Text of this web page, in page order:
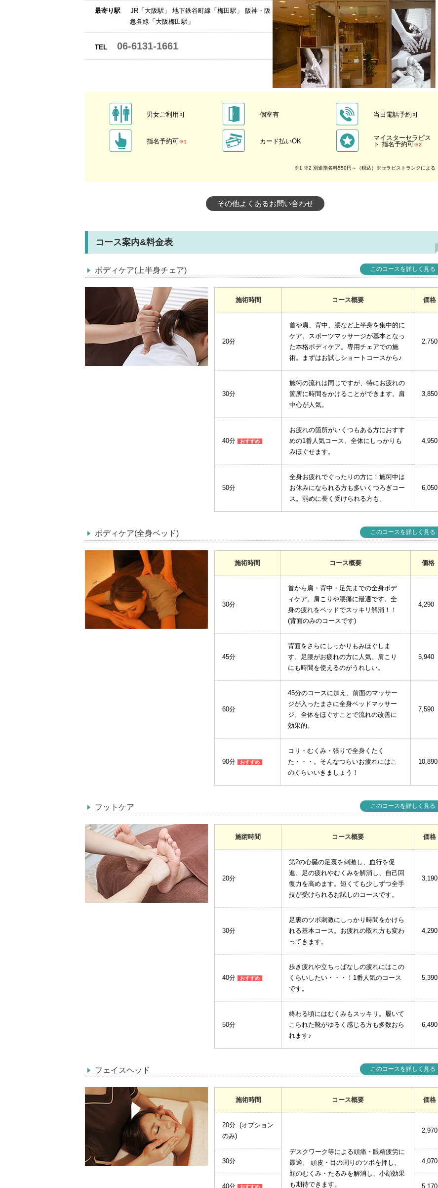
最寄り駅
JR「大阪駅」 地下鉄谷町線「梅田駅」 阪神・阪
急各線「大阪梅田駅」
TEL 06-6131-1661
男女ご利用可 個室有 当日電話予約可
指名予約可※1 カード払いOK
マイスターセラピス
ト 指名予約可※2
※1 ※2 別途指名料550円～（税込）※セラピストランクによる
その他よくあるお問い合わせ
コース案内&料金表
ボディケア(上半身チェア) このコースを詳しく見る
施術時間 コース概要 価格
20分
首や肩、背中、腰など上半身を集中的に
ケア。スポーツマッサージが基本となっ
た本格ボディケア。専用チェアでの施
術。まずはお試しショートコースから♪
2,750
30分
施術の流れは同じですが、特にお疲れの
箇所に時間をかけることができます。肩
中心が人気。
3,850
40分 おすすめ
お疲れの箇所がいくつもある方におすす
めの1番人気コース。全体にしっかりも
みほぐせます。
4,950
50分
全身お疲れでぐったりの方に！施術中は
お休みになられる方も多いくつろぎコー
ス。弱めに長く受けられる方も。
6,050
ボディケア(全身ベッド) このコースを詳しく見る
施術時間 コース概要 価格
30分
首から肩・背中・足先までの全身ボデ
ィケア。肩こりや腰痛に最適です。全
身の疲れをベッドでスッキリ解消！！
(背面のみのコースです)
4,290
45分
背面をさらにしっかりもみほぐしま
す。足腰がお疲れの方に人気。肩こり
にも時間を使えるのがうれしい。
5,940
60分
45分のコースに加え、前面のマッサー
ジが入ったまさに全身ベッドマッサー
ジ。全体をほぐすことで流れの改善に
効果的。
7,590
90分 おすすめ
コリ・むくみ・張りで全身くたく
た・・・。そんなつらいお疲れにはこ
のくらいいきましょう！
10,890
フットケア このコースを詳しく見る
施術時間 コース概要 価格
20分
第2の心臓の足裏を刺激し、血行を促
進。足の疲れやむくみを解消し、自己回
復力を高めます。短くても少しずつ全手
技が受けられるお試しのコースです。
3,190
30分
足裏のツボ刺激にしっかり時間をかけら
れる基本コース。お疲れの取れ方も変わ
ってきます。
4,290
40分 おすすめ
歩き疲れや立ちっぱなしの疲れにはこの
くらいしたい・・・！1番人気のコース
です。
5,390
50分
終わる頃にはむくみもスッキリ。履いて
こられた靴がゆるく感じる方も多数おら
れます♪
6,490
フェイスヘッド このコースを詳しく見る
施術時間 コース概要 価格
20分 (オプション
のみ)
デスクワーク等による頭痛・眼精疲労に
最適。 頭皮・目の周りのツボを押し、
顔のむくみ・たるみを解消し、小顔効果
も期待できます。
2,970
30分 4,070
40分 おすすめ 5,170